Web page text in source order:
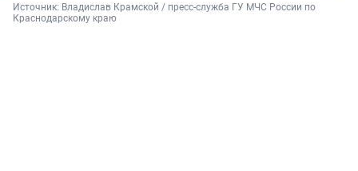
Источник: Владислав Крамской / пресс-служба ГУ МЧС России по
Краснодарскому краю